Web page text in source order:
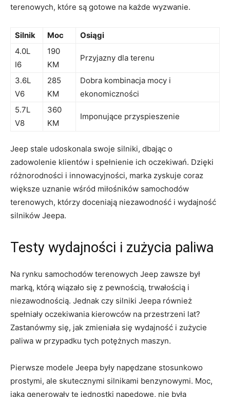
terenowych, które są gotowe na każde wyzwanie.
Silnik Moc
Osiągi
4.0L
I6
190​
KM
Przyjazny ⁣dla terenu
3.6L
V6
285
KM
Dobra kombinacja mocy i
ekonomiczności
5.7L
V8
360
KM
Imponujące​ przyspieszenie
Jeep stale udoskonala ⁤swoje silniki, dbając o
zadowolenie klientów i spełnienie ich oczekiwań. Dzięki
różnorodności i innowacyjności, marka zyskuje coraz
większe uznanie wśród miłośników samochodów
terenowych, którzy doceniają niezawodność i ‌wydajność
silników Jeepa.
Testy wydajności ⁢i zużycia paliwa
Na rynku samochodów ‌terenowych Jeep zawsze był
marką, którą wiązało się z pewnością, trwałością i
niezawodnością. Jednak czy silniki Jeepa również
spełniały ‌oczekiwania kierowców na przestrzeni lat?
Zastanówmy się, jak zmieniała się wydajność i zużycie
paliwa ⁢w przypadku tych ⁤potężnych maszyn.
Pierwsze modele Jeepa były napędzane stosunkowo
prostymi, ale skutecznymi silnikami benzynowymi. Moc,
jaką generowały te jednostki⁣ napędowe, nie była